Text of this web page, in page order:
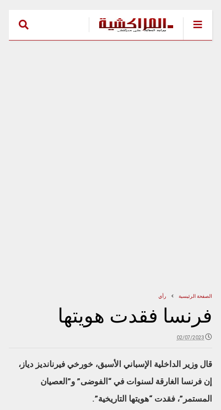
الصفحة الرئيسية رأي
فرنسا فقدت هويتها
02/07/2023
قال وزير الداخلية الإسباني الأسبق، خورخي فيرنانديز دياز،
إن فرنسا الغارقة لسنوات في “الفوضى” و”العصيان
المستمر”، فقدت “هويتها التاريخية”.